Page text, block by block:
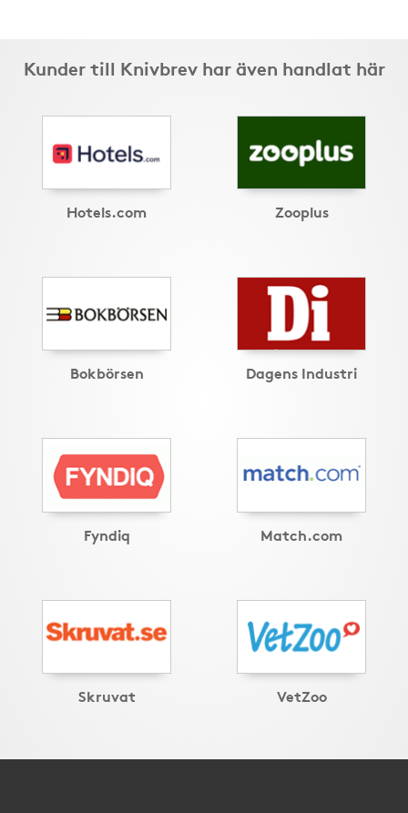
Kunder till Knivbrev har även handlat här
Hotels.com Zooplus
Bokbörsen Dagens Industri
Fyndiq Match.com
Skruvat VetZoo